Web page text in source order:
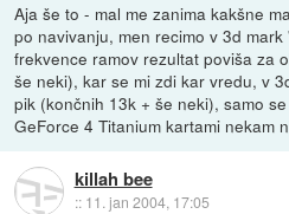
Aja še to - mal me zanima kakšne
po navivanju, men recimo v 3d
frekvence ramov rezultat poviša za
še neki), kar se mi zdi kar vredu, v
pik (končnih 13k + še neki), samo
GeForce 4 Titanium kartami nekam
killah bee
:: 11. jan 2004, 17:05